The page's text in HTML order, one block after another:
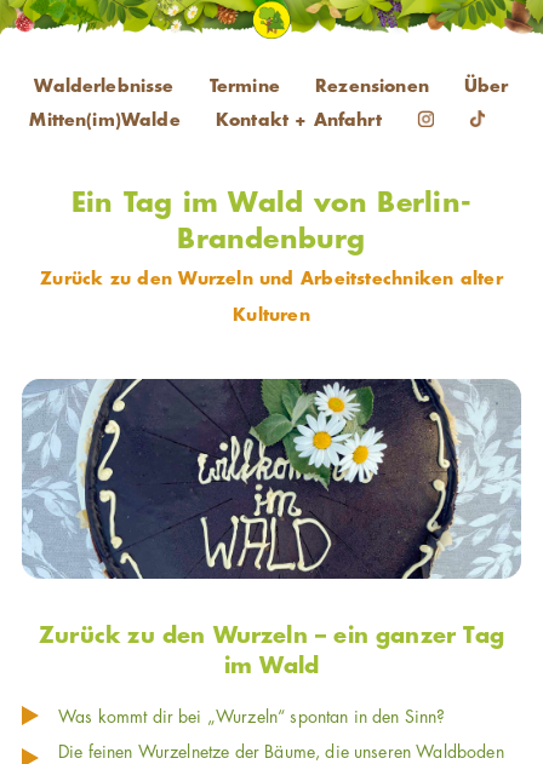
Walderlebnisse Termine Rezensionen
Über
Mitten(im)Walde
Kontakt + Anfahrt
Ein Tag im Wald von Berlin-
Brandenburg
Zurück zu den Wurzeln und Arbeitstechniken alter
Kulturen
Zurück zu den Wurzeln – ein ganzer Tag
im Wald
Was kommt dir bei „Wurzeln“ spontan in den Sinn?
Die feinen Wurzelnetze der Bäume, die unseren Waldboden